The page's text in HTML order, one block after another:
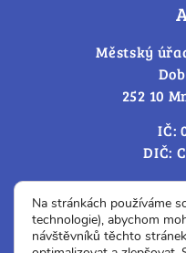
Městský
252 10
IČ:
DIČ:
Cookies –
Na stránkách používáme
technologie), abychom
návštěvníků těchto